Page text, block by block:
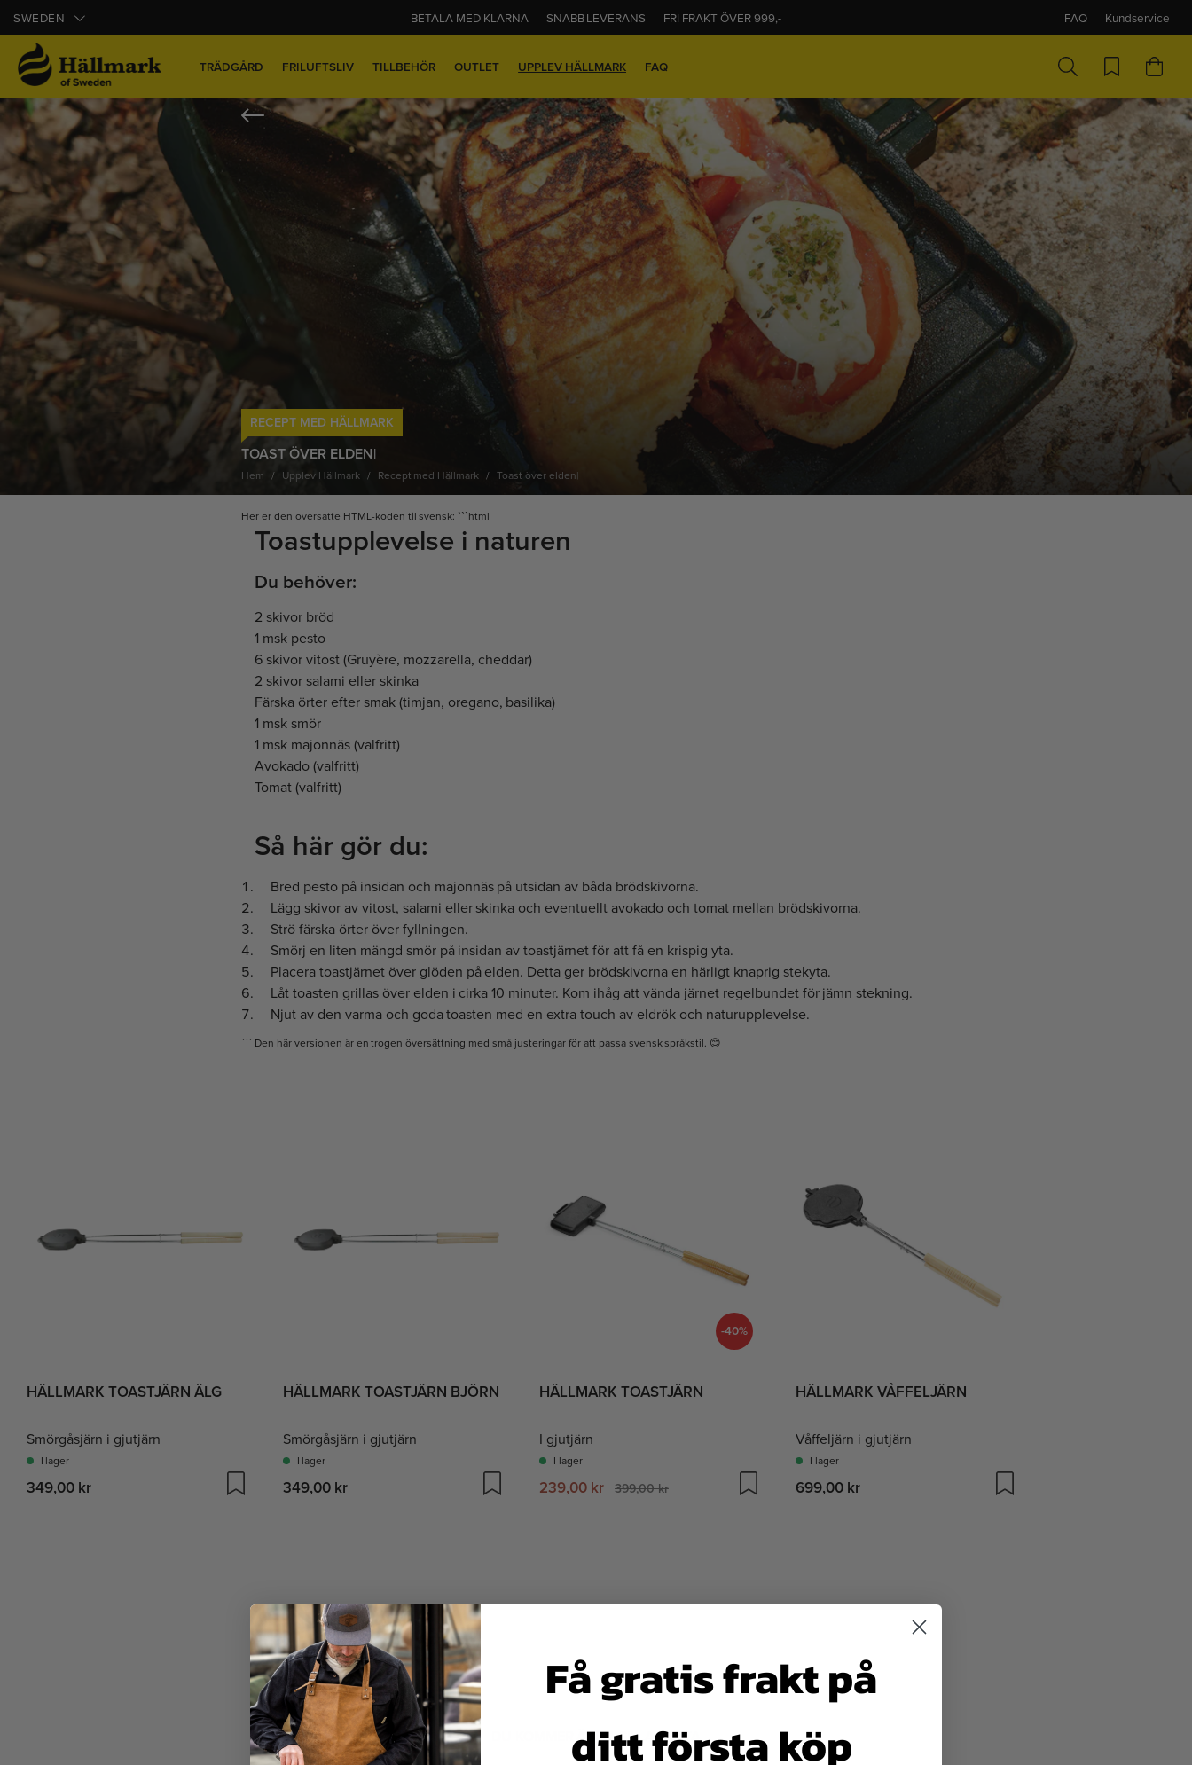
SWEDEN BETALA MED KLARNA SNABB LEVERANS FRI FRAKT ÖVER 999,- FAQ Kundservice
TRÄDGÅRD FRILUFTSLIV TILLBEHÖR OUTLET UPPLEV HÄLLMARK FAQ
RECEPT MED HÄLLMARK
TOAST ÖVER ELDEN|
Hem Upplev Hällmark Recept med Hällmark Toast över elden|
Her er den oversatte HTML-koden til svensk: ```html
Toastupplevelse i naturen
Du behöver:
2 skivor bröd
1 msk pesto
6 skivor vitost (Gruyère, mozzarella, cheddar)
2 skivor salami eller skinka
Färska örter efter smak (timjan, oregano, basilika)
1 msk smör
1 msk majonnäs (valfritt)
Avokado (valfritt)
Tomat (valfritt)
Så här gör du:
Bred pesto på insidan och majonnäs på utsidan av båda brödskivorna.
Lägg skivor av vitost, salami eller skinka och eventuellt avokado och tomat mellan brödskivorna.
Strö färska örter över fyllningen.
Smörj en liten mängd smör på insidan av toastjärnet för att få en krispig yta.
Placera toastjärnet över glöden på elden. Detta ger brödskivorna en härligt knaprig stekyta.
Låt toasten grillas över elden i cirka 10 minuter. Kom ihåg att vända järnet regelbundet för jämn stekning.
Njut av den varma och goda toasten med en extra touch av eldrök och naturupplevelse.
``` Den här versionen är en trogen översättning med små justeringar för att passa svensk språkstil. 😊
HÄLLMARK TOASTJÄRN ÄLG
Smörgåsjärn i gjutjärn
I lager
349,00 kr
HÄLLMARK TOASTJÄRN BJÖRN
Smörgåsjärn i gjutjärn
I lager
349,00 kr
-40%
HÄLLMARK TOASTJÄRN
I gjutjärn
I lager
239,00 kr 399,00 kr
HÄLLMARK VÅFFELJÄRN
Våffeljärn i gjutjärn
I lager
699,00 kr
DU KOMMER ÄVEN GILLA DETTA
Få gratis frakt på
ditt första köp